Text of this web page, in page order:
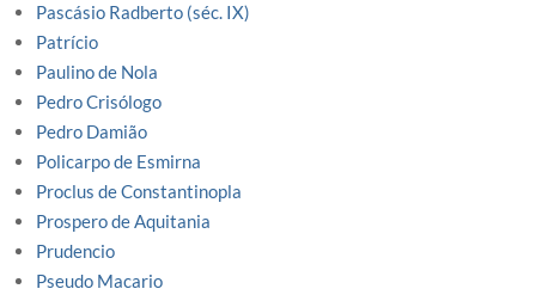
Pascásio Radberto (séc. IX)
Patrício
Paulino de Nola
Pedro Crisólogo
Pedro Damião
Policarpo de Esmirna
Proclus de Constantinopla
Prospero de Aquitania
Prudencio
Pseudo Macario